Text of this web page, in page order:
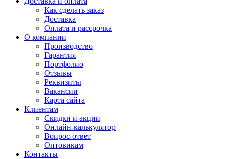
Как сделать заказ
Доставка
Оплата и рассрочка
О компании
Производство
Гарантия
Портфолио
Отзывы
Реквизиты
Вакансии
Карта сайта
Клиентам
Скидки и акции
Онлайн-калькулятор
Вопрос-ответ
Оптовикам
Контакты